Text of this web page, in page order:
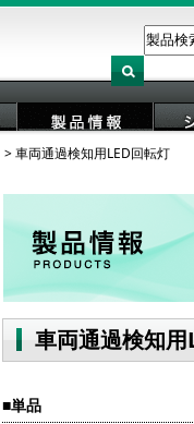
製品情報
車両通過検知用LED回転灯
車両通過検知用
単品